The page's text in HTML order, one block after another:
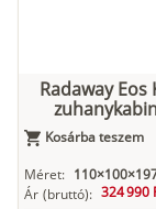
Radaway Eos
Kosárba teszem
Méret:
Ár (bruttó): 324 990